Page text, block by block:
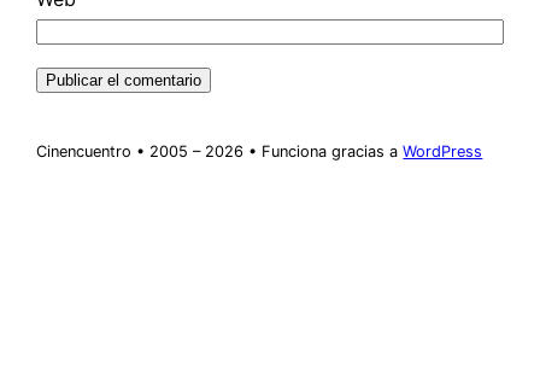
Cinencuentro • 2005 – 2026 • Funciona gracias aWordPress